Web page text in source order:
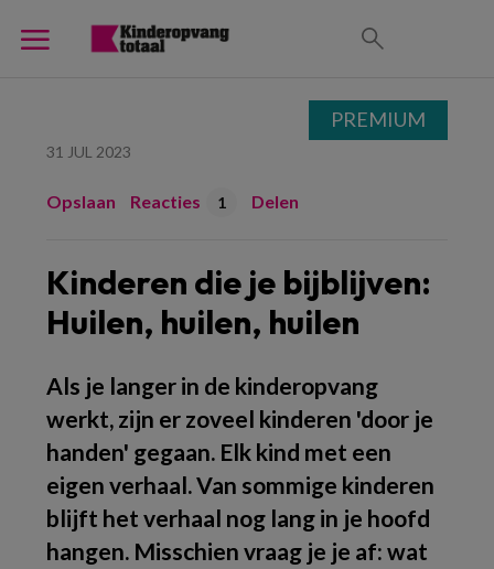
31 JUL 2023
Opslaan Reacties 1 Delen
Kinderen die je bijblijven:
Huilen, huilen, huilen
Als je langer in de kinderopvang
werkt, zijn er zoveel kinderen 'door je
handen' gegaan. Elk kind met een
eigen verhaal. Van sommige kinderen
blijft het verhaal nog lang in je hoofd
hangen. Misschien vraag je je af: wat
PREMIUM